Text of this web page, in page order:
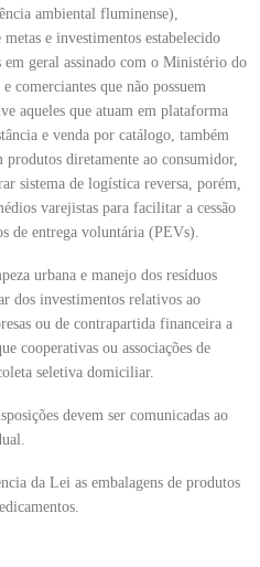
ambiental fluminense),
e investimentos estabelecido
geral assinado com o Ministério do
comerciantes que não possuem
aqueles que atuam em plataforma
e venda por catálogo, também
diretamente ao consumidor,
sistema de logística reversa, porém,
varejistas para facilitar a cessão
de entrega voluntária (PEVs).
urbana e manejo dos resíduos
dos investimentos relativos ao
ou de contrapartida financeira a
cooperativas ou associações de
seletiva domiciliar.
devem ser comunicadas ao
da Lei as embalagens de produtos